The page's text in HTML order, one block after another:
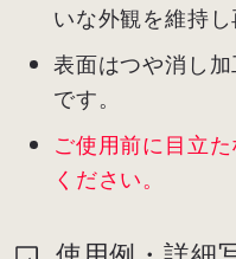
いな外観を維持し
表面はつや消し
です。
ご使用前に目立
ください。